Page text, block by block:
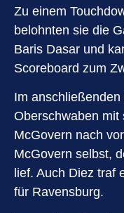
Zu einem
belohnten sie die
Baris Dasar und
Scoreboard zum
Im
Oberschwaben mit
McGovern nach
McGovern selbst,
lief. Auch Diez traf
für Ravensburg.